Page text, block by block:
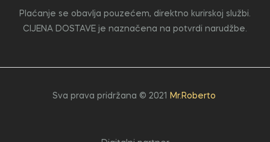
Plaćanje se obavlja pouzećem, direktno kurirskoj službi.
CIJENA DOSTAVE je naznačena na potvrdi narudžbe.
Sva prava pridržana © 2021 Mr.Roberto